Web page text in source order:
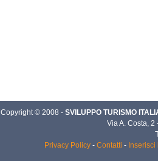
Copyright © 2008 - SVILUPPO TURISMO
Via A. Costa,
Privacy Policy - Contatti -